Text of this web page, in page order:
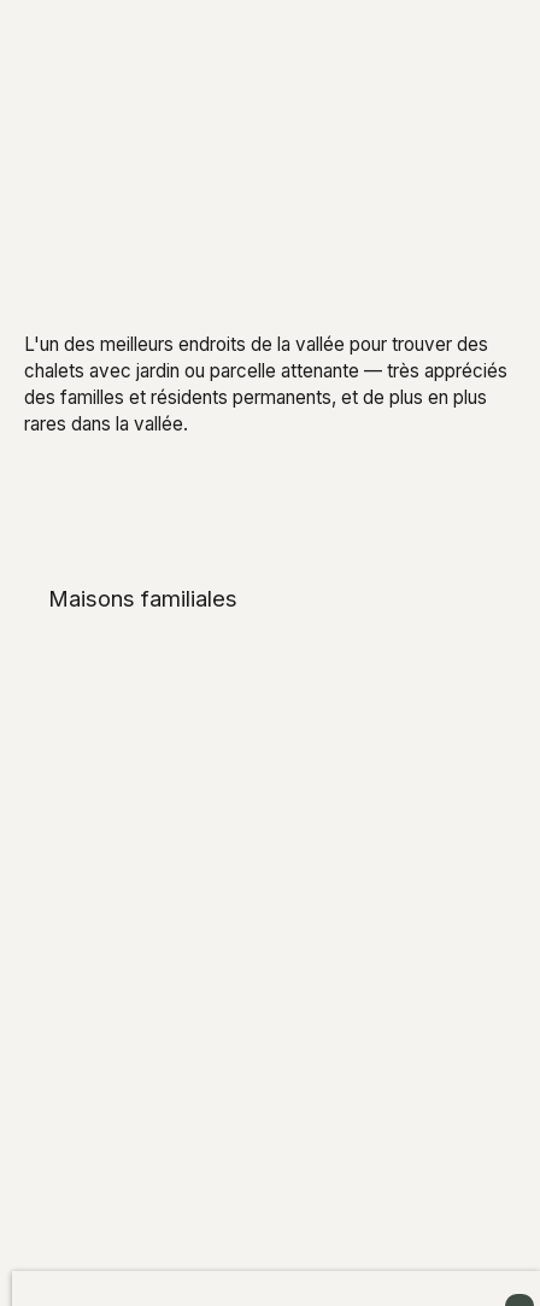
L'un des meilleurs endroits de la vallée pour trouver des
chalets avec jardin ou parcelle attenante — très appréciés
des familles et résidents permanents, et de plus en plus
rares dans la vallée.
Maisons familiales